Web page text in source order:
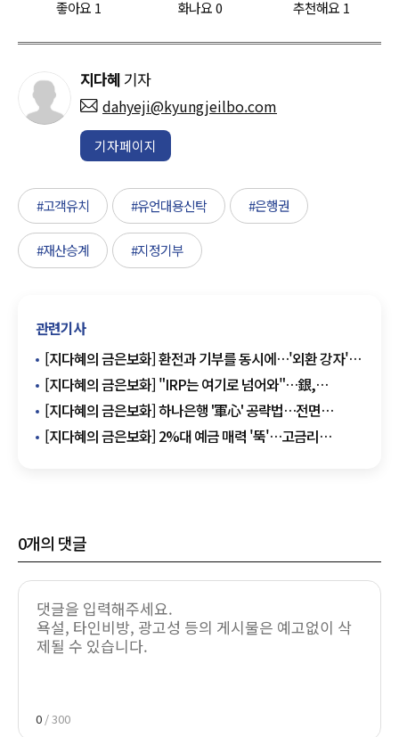
좋아요 1 화나요0 추천해요 1
지다혜 기자
dahyeji@kyungjeilbo.com
기자페이지
#고객유치 #유언대용신탁 #은행권
#재산승계 #지정기부
관련기사
[지다혜의 금은보화] 환전과 기부를 동시에…'외환 강자'
농협銀, 산불 피해 지원 이벤트
[지다혜의 금은보화] "IRP는 여기로 넘어와"…銀,
퇴직연금 이벤트·서비스 경쟁
[지다혜의 금은보화] 하나은행 '軍心' 공략법…전면
비대면화에 고금리 적금까지
[지다혜의 금은보화] 2%대 예금 매력 '뚝'…고금리
0개의 댓글
0 / 300